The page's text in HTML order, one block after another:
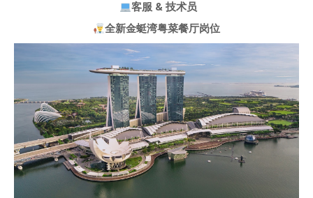
客服 & 技术员
全新金蜓湾粤菜餐厅岗位